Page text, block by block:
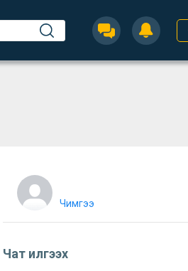
Чимгээ
Чат илгээх